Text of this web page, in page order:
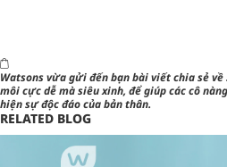
Watsons vừa gửi đến bạn bài viết chia sẻ về
môicực dễ mà siêu xinh, để giúp các cô
hiện sự độc đáo của bản thân.
RELATED BLOG